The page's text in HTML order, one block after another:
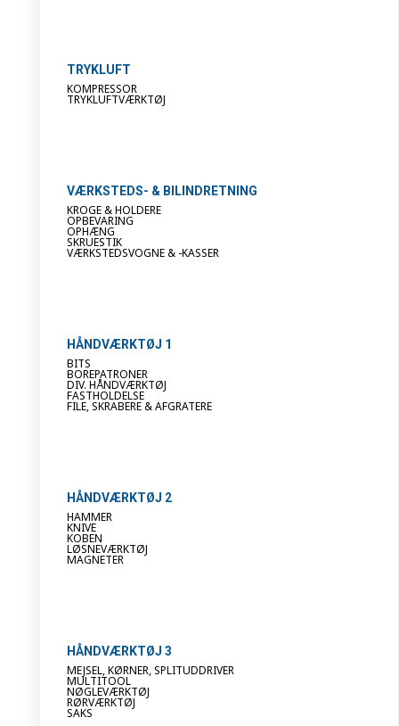
TRYKLUFT
KOMPRESSOR
TRYKLUFTVÆRKTØJ
VÆRKSTEDS- & BILINDRETNING
KROGE & HOLDERE
OPBEVARING
OPHÆNG
SKRUESTIK
VÆRKSTEDSVOGNE & -KASSER
HÅNDVÆRKTØJ 1
BITS
BOREPATRONER
DIV. HÅNDVÆRKTØJ
FASTHOLDELSE
FILE, SKRABERE & AFGRATERE
HÅNDVÆRKTØJ 2
HAMMER
KNIVE
KOBEN
LØSNEVÆRKTØJ
MAGNETER
HÅNDVÆRKTØJ 3
MEJSEL, KØRNER, SPLITUDDRIVER
MULTITOOL
NØGLEVÆRKTØJ
RØRVÆRKTØJ
SAKS